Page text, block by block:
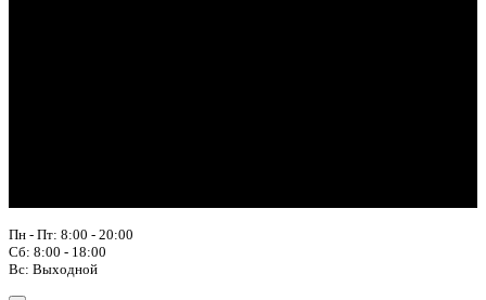
Пн - Пт: 8:00 - 20:00
Сб: 8:00 - 18:00
Вс: Выходной